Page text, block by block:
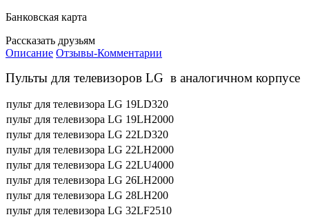
Банковская карта
Рассказать друзьям
Описание Отзывы-Комментарии
Пульты для телевизоров LG в аналогичном корпусе
пульт для телевизора LG 19LD320
пульт для телевизора LG 19LH2000
пульт для телевизора LG 22LD320
пульт для телевизора LG 22LH2000
пульт для телевизора LG 22LU4000
пульт для телевизора LG 26LH2000
пульт для телевизора LG 28LH200
пульт для телевизора LG 32LF2510